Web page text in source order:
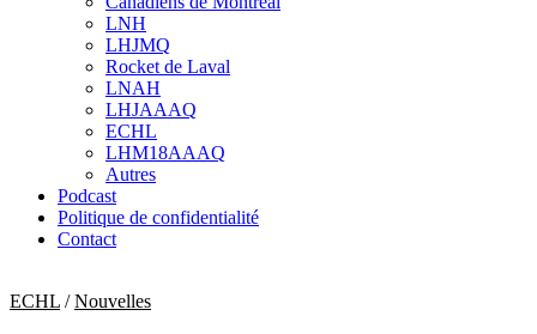
sub
menu
LNH
LHJMQ
Rocket de Laval
LNAH
LHJAAAQ
ECHL
LHM18AAAQ
Autres
Podcast
Politique de confidentialité
Contact
ECHL /Nouvelles